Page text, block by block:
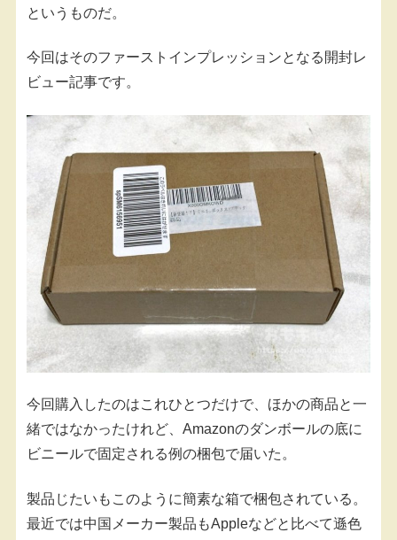
というものだ。
今回はそのファーストインプレッションとなる開封レ
ビュー記事です。
今回購入したのはこれひとつだけで、ほかの商品と一
緒ではなかったけれど、Amazonのダンボールの底に
ビニールで固定される例の梱包で届いた。
製品じたいもこのように簡素な箱で梱包されている。
最近では中国メーカー製品もAppleなどと比べて遜色